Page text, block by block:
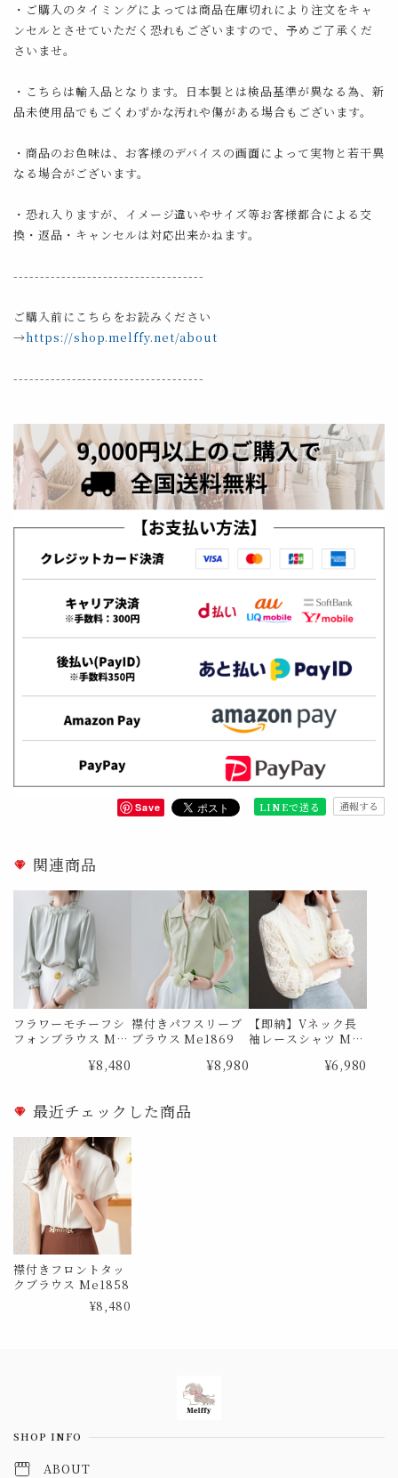
・ご購入のタイミングによっては商品在庫切れにより注文をキャ
ンセルとさせていただく恐れもございますので、予めご了承くだ
さいませ。
・こちらは輸入品となります。日本製とは検品基準が異なる為、新
品未使用品でもごくわずかな汚れや傷がある場合もございます。
・商品のお色味は、お客様のデバイスの画面によって実物と若干異
なる場合がございます。
・恐れ入りますが、イメージ違いやサイズ等お客様都合による交
換・返品・キャンセルは対応出来かねます。
------------------------------------
ご購入前にこちらをお読みください
→https://shop.melffy.net/about
------------------------------------
Save LINEで送る 通報する
関連商品
フラワーモチーフシ
フォンブラウス Me
¥8,480
襟付きパフスリーブ
ブラウス Me1869
¥8,980
【即納】Vネック長
袖レースシャツ Me
¥6,980
最近チェックした商品
襟付きフロントタッ
クブラウス Me1858
¥8,480
SHOP INFO
ABOUT